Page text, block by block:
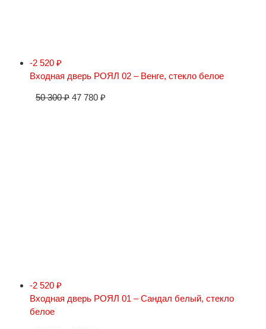
-2 520 ₽
Входная дверь РОЯЛ 02 – Венге, стекло белое
50 300₽ 47 780 ₽
-2 520 ₽
Входная дверь РОЯЛ 01 – Сандал белый, стекло
белое